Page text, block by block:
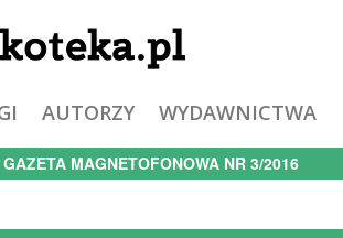
AUTORZY WYDAWNICTWA
GAZETA MAGNETOFONOWA NR 3/2016